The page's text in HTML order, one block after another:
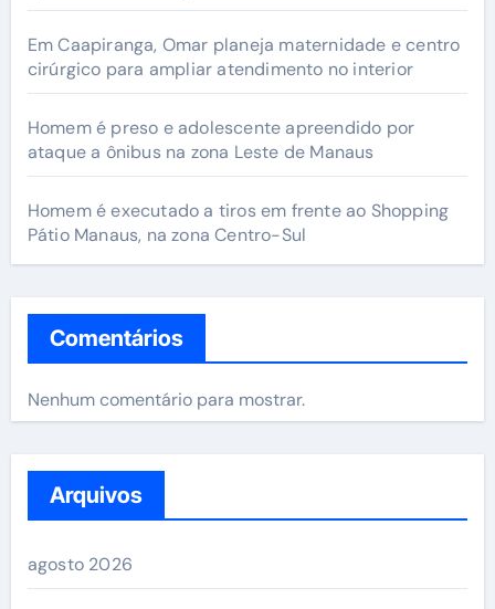
Em Caapiranga, Omar planeja maternidade e centro
cirúrgico para ampliar atendimento no interior
Homem é preso e adolescente apreendido por
ataque a ônibus na zona Leste de Manaus
Homem é executado a tiros em frente ao Shopping
Pátio Manaus, na zona Centro-Sul
Comentários
Nenhum comentário para mostrar.
Arquivos
agosto 2026